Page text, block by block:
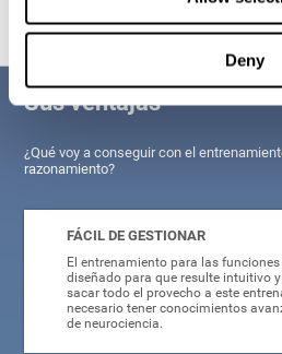
Deny
Sus ventajas
¿Qué voy a conseguir con el
razonamiento?
FÁCIL DE GESTIONAR
El entrenamiento para las
diseñado para que resulte intuitivo
sacar todo el provecho a este
necesario tener conocimientos
de neurociencia.